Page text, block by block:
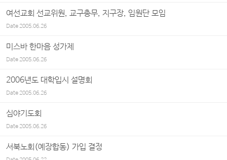
여선교회 선교위원, 교구총무, 지구장, 임원단 모임
Date2005.06.26
미스바 한마음 성가제
Date2005.06.26
2006년도 대학입시 설명회
Date2005.06.26
심야기도회
Date2005.06.26
서북노회(예장합동) 가입 결정